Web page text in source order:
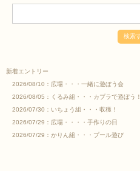
新着エントリー
2026/08/10： 広場・・・一緒に遊ぼう会
2026/08/05： くるみ組・・・カプラで遊ぼう！
2026/07/30： いちょう組・・・収穫！
2026/07/29： 広場・・・・手作りの日
2026/07/29： かりん組・・・プール遊び